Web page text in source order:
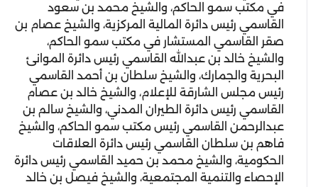
في مكتب سمو الحاكم، والشيخ محمد بن سعود
القاسمي رئيس دائرة المالية المركزية، والشيخ عصام بن
صقر القاسمي المستشار في مكتب سمو الحاكم،
والشيخ خالد بن عبدالله القاسمي رئيس دائرة الموانئ
البحرية والجمارك، والشيخ سلطان بن أحمد القاسمي
رئيس مجلس الشارقة للإعلام، والشيخ خالد بن عصام
القاسمي رئيس دائرة الطيران المدني، والشيخ سالم بن
عبدالرحمن القاسمي رئيس مكتب سمو الحاكم، والشيخ
فاهم بن سلطان القاسمي رئيس دائرة العلاقات
الحكومية، والشيخ محمد بن حميد القاسمي رئيس دائرة
الإحصاء والتنمية المجتمعية، والشيخ فيصل بن خالد